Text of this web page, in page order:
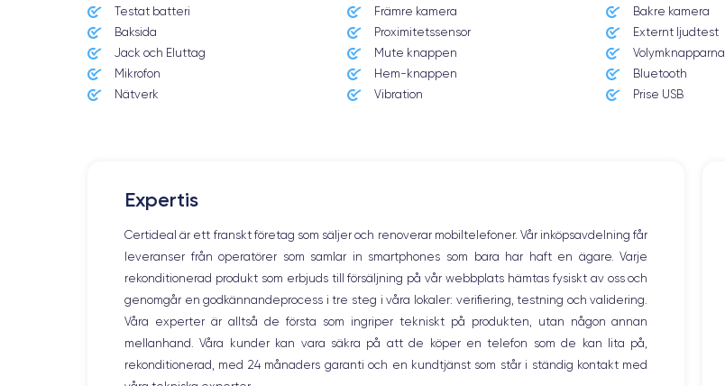
Lanzamiento
Dimensiones
149.6×71.5×7.8.25 mm
Peso
199 g
Pantalla
OLED 6.3 pulgadas
RAM Memoria interna
Testat batteri Främre kamera Bakre kamera
Baksida
Proximitetssensor Externt ljudtest
Jack och Eluttag
Mute knappen Volymknapparna
Mikrofon
Hem-knappen Bluetooth
Nätverk
Vibration Prise USB
Expertis
Certideal är ett franskt företag som säljer och renoverar mobiltelefoner. Vår inköpsavdelning får
leveranser från operatörer som samlar in smartphones som bara har haft en ägare. Varje
rekonditionerad produkt som erbjuds till försäljning på vår webbplats hämtas fysiskt av oss och
genomgår en godkännandeprocess i tre steg i våra lokaler: verifiering, testning och validering.
Våra experter är alltså de första som ingriper tekniskt på produkten, utan någon annan
mellanhand. Våra kunder kan vara säkra på att de köper en telefon som de kan lita på,
rekonditionerad, med 24 månaders garanti och en kundtjänst som står i ständig kontakt med